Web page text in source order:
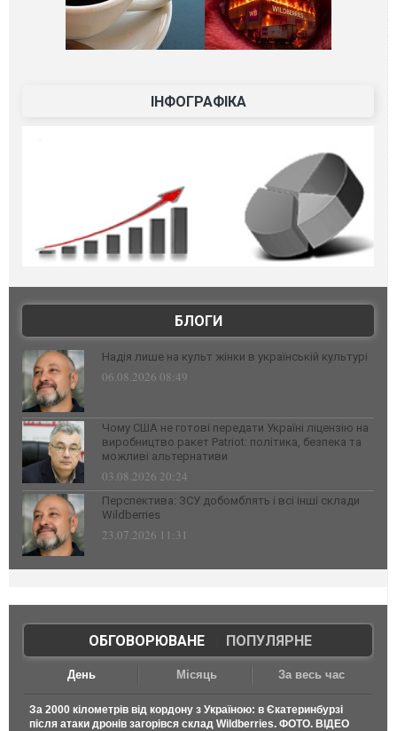
ІНФОГРАФІКА
БЛОГИ
Надія лише на культ жінки в українській культурі
06.08.2026 08:49
Чому США не готові передати Україні ліцензію на
виробництво ракет Patriot: політика, безпека та
можливі альтернативи
03.08.2026 20:24
Перспектива: ЗСУ добомблять і всі інші склади
Wildberries
23.07.2026 11:31
ОБГОВОРЮВАНЕ| ПОПУЛЯРНЕ
День Місяць За весь час
За 2000 кілометрів від кордону з Україною: в Єкатеринбурзі
після атаки дронів загорівся склад Wildberries. ФОТО. ВІДЕО